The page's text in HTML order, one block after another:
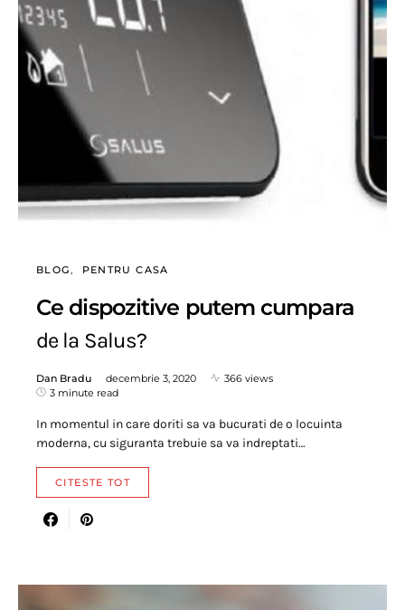
BLOG PENTRU CASA
Ce dispozitive putem cumpara
de la Salus?
Dan Bradu decembrie 3, 2020
366 views
3 minute read
In momentul in care doriti sa va bucurati de o locuinta
moderna, cu siguranta trebuie sa va indreptati…
CITESTE TOT